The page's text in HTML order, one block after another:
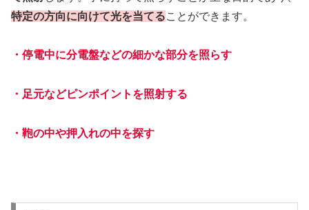
特定の方向に向けて光を当てることができます。
・停電中に分電盤などの細かな部分を照らす
・足元などピンポイントを照射する
・鞄の中や押入れの中を探す